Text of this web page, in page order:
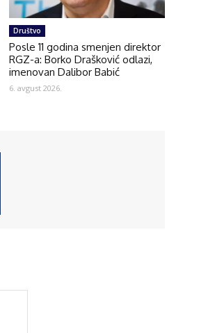
Društvo
Posle 11 godina smenjen direktor
RGZ-a: Borko Drašković odlazi,
imenovan Dalibor Babić
6. avgust 2026.